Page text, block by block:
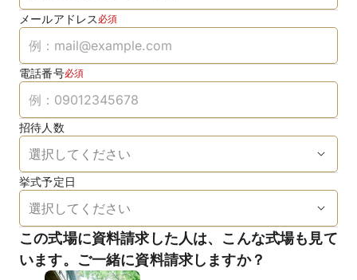
メールアドレス 必須
電話番号必須
招待人数
挙式予定日
この式場に資料請求した人は、こんな式場も見て
います。ご一緒に資料請求しますか？